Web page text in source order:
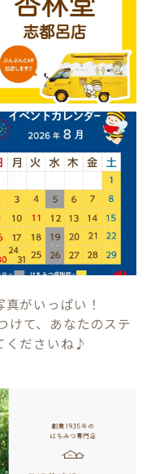
がいっぱい！
けて、あなたのステ
くださいね♪